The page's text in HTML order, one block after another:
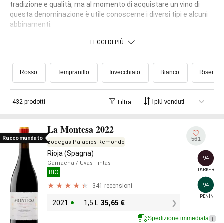
tradizione e qualità, ma al momento di acquistare un vino di
questa denominazione è utile conoscerne i diversi tipi e alcuni
abbinamenti:
LEGGI DI PIÙ
Rosso Tempranillo Invecchiato Bianco Riserva
432 prodotti Filtra
Raccomandato
La Montesa 2022
Bodegas Palacios Remondo
Rioja (Spagna)
Garnacha / Uvas Tintas
BIO
341 recensioni
2021 1,5 L 35,65 €
561
94
PARKER
94
PEÑÍN
Spedizione immediata i